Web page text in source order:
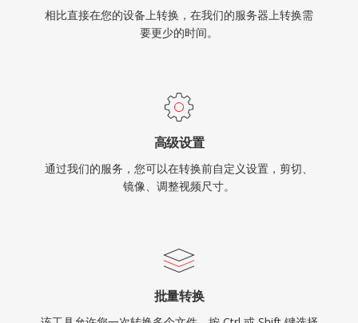
相比直接在您的设备上转换，在我们的服务器上转换需
要更少的时间。
高级设置
通过我们的服务，您可以在转换前自定义设置，剪切、
镜像、调整视频尺寸。
批量转换